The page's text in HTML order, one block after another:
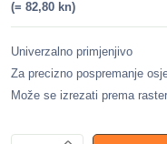
(= 82,80 kn)
Univerzalno primjenjivo
Za precizno pospremanje
Može se izrezati prema